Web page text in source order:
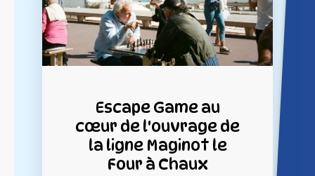
Escape Game au
cœur de l'ouvrage de
la ligne Maginot le
Four à Chaux